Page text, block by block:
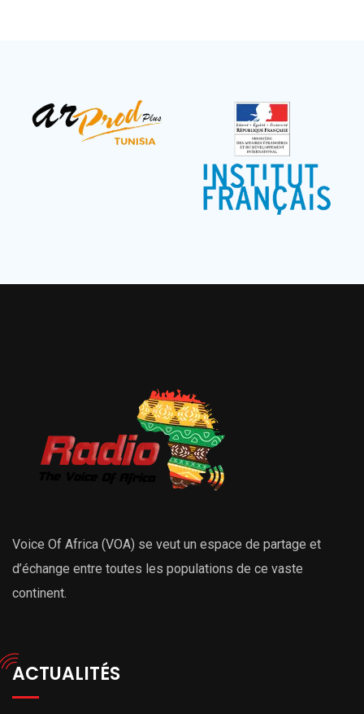
Voice Of Africa (VOA) se veut un espace de partage et
d’échange entre toutes les populations de ce vaste
continent.
ACTUALITÉS